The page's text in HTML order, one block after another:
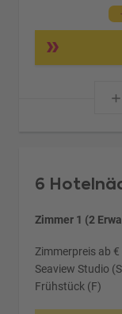
6
Zimmer 1 (2
Zimmerpreis ab €
Seaview Studio
Frühstück (F)